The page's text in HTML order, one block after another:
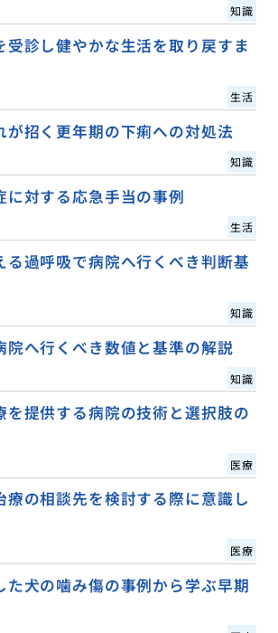
知識
受診し健やかな生活を取り戻すま
生活
が招く更年期の下痢への対処法
知識
に対する応急手当の事例
生活
る過呼吸で病院へ行くべき判断基
知識
院へ行くべき数値と基準の解説
知識
を提供する病院の技術と選択肢の
医療
療の相談先を検討する際に意識し
医療
た犬の噛み傷の事例から学ぶ早期